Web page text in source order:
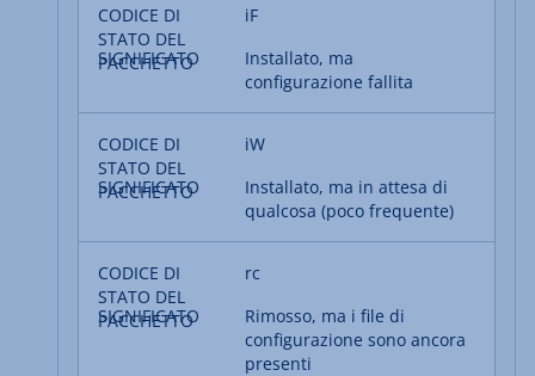
iF
Installato, ma
configurazione fallita
iW
Installato, ma in attesa di
qualcosa (poco frequente)
rc
Rimosso, ma i file di
configurazione sono ancora
presenti